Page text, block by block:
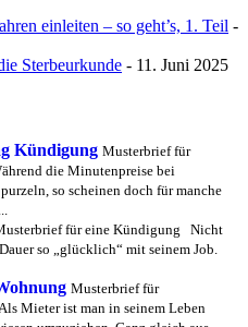
einleiten – so geht’s, 1. Teil -
Sterbeurkunde - 11. Juni 2025
Kündigung Musterbrief für
die Minutenpreise bei
so scheinen doch für manche
für eine Kündigung Nicht
so „glücklich“ mit seinem Job.
Musterbrief für
Mieter ist man in seinem Leben